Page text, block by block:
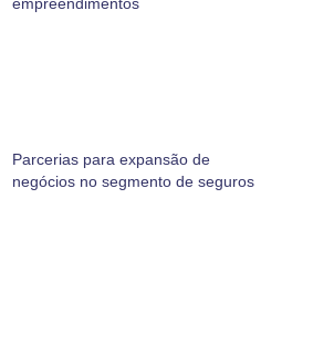
Parcerias para expansão de
negócios no segmento de seguros